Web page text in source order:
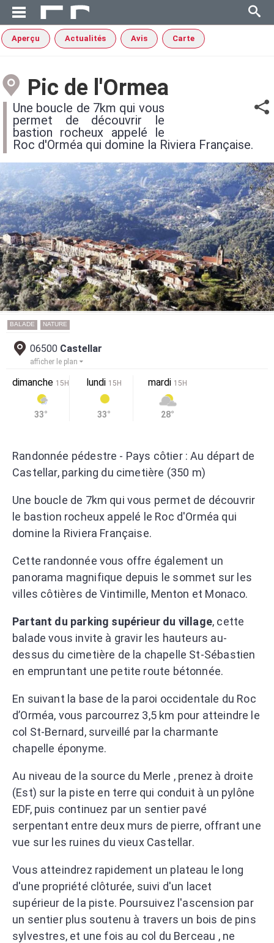
Aperçu Actualités Avis Carte
Pic de l'Ormea
Une boucle de 7km qui vous
permet de découvrir le
bastion rocheux appelé le
Roc d'Orméa qui domine la Riviera Française.
BALADE NATURE
06500 Castellar
afficher le plan
dimanche 15H
33°
lundi 15H
33°
mardi 15H
28°
Randonnée pédestre - Pays côtier : Au départ de
Castellar, parking du cimetière (350 m)
Une boucle de 7km qui vous permet de découvrir
le bastion rocheux appelé le Roc d'Orméa qui
domine la Riviera Française.
Cette randonnée vous offre également un
panorama magnifique depuis le sommet sur les
villes côtières de Vintimille, Menton et Monaco.
Partant du parking supérieur du village, cette
balade vous invite à gravir les hauteurs au-
dessus du cimetière de la chapelle St-Sébastien
en empruntant une petite route bétonnée.
En suivant la base de la paroi occidentale du Roc
d’Orméa, vous parcourrez 3,5 km pour atteindre le
col St-Bernard, surveillé par la charmante
chapelle éponyme.
Au niveau de la source du Merle , prenez à droite
(Est) sur la piste en terre qui conduit à un pylône
EDF, puis continuez par un sentier pavé
serpentant entre deux murs de pierre, offrant une
vue sur les ruines du vieux Castellar.
Vous atteindrez rapidement un plateau le long
d'une propriété clôturée, suivi d'un lacet
supérieur de la piste. Poursuivez l'ascension par
un sentier plus soutenu à travers un bois de pins
sylvestres, et une fois au col du Berceau , ne